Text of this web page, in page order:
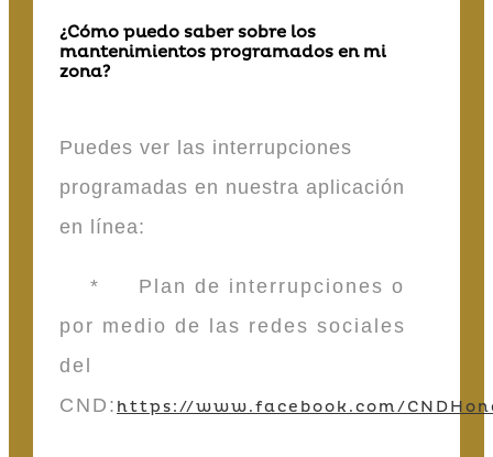
¿Cómo puedo saber sobre los
mantenimientos programados en mi
zona?
Puedes ver las interrupciones
programadas en nuestra aplicación
en línea:
* Plan de interrupciones o
por medio de las redes sociales
del
CND: https://www.facebook.com/